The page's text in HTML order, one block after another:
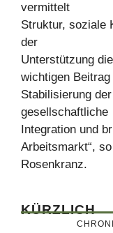
vermittelt
Struktur, soziale
der
Unterstützung
wichtigen
Stabilisierung
gesellschaftliche
Integration und
Arbeitsmarkt“, so
Rosenkranz.
KÜRZLICH